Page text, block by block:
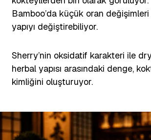
Bamboo’da küçük oran
yapıyı değiştirebiliyor.
Sherry’nin oksidatif karakteri ile
herbal yapısı arasındaki denge,
kimliğini oluşturuyor.